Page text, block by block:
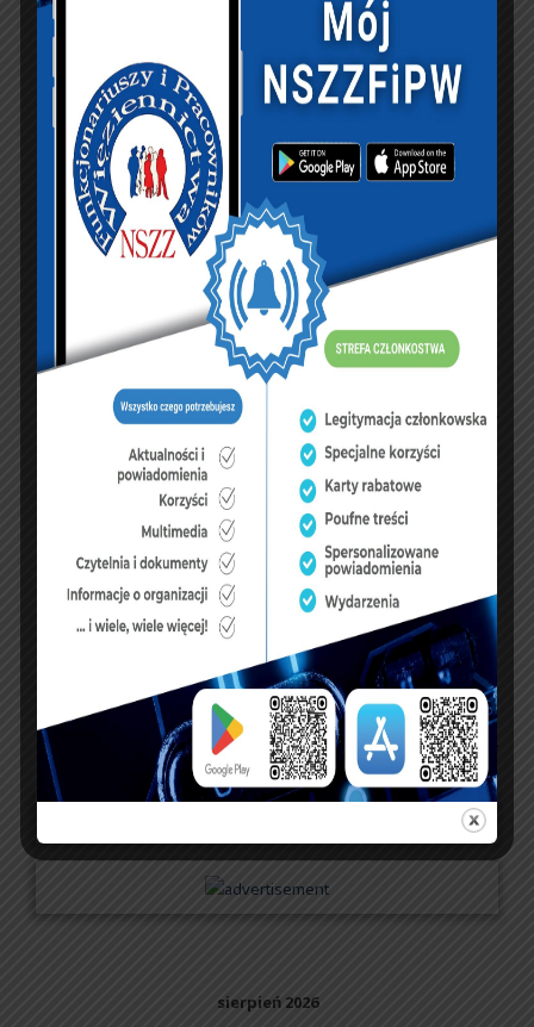
PREVIOUS ARTICLE
Szykują się zmiany w
dodatkach za wysługę
lat w SW. Mają
zachęcić do
pozostania w służbie
NEXT ARTICLE
SZTUK WALKI I
TECHNIK
KSIĘGA GOŚCI:
Zobacz księgę
dopisz do księgi
NASZ FACEBOOK
UBEZPIECZENIA
sierpień 2026